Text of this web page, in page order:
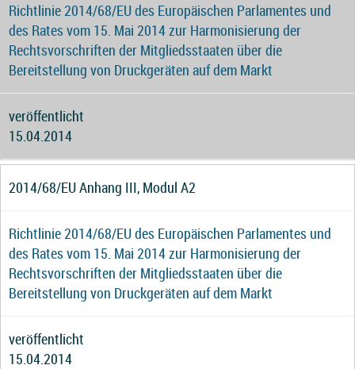
Richtlinie 2014/68/EU des Europäischen Parlamentes und
des Rates vom 15. Mai 2014 zur Harmonisierung der
Rechtsvorschriften der Mitgliedsstaaten über die
Bereitstellung von Druckgeräten auf dem Markt
veröffentlicht
15.04.2014
2014/68/EU Anhang III, Modul A2
Richtlinie 2014/68/EU des Europäischen Parlamentes und
des Rates vom 15. Mai 2014 zur Harmonisierung der
Rechtsvorschriften der Mitgliedsstaaten über die
Bereitstellung von Druckgeräten auf dem Markt
veröffentlicht
15.04.2014